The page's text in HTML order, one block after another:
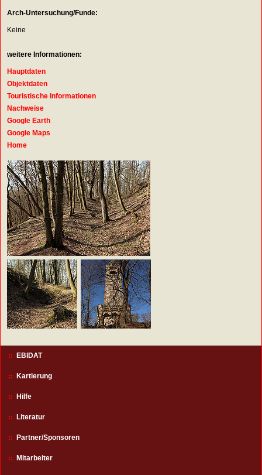
Arch-Untersuchung/Funde:
Keine
weitere Informationen:
Hauptdaten
Objektdaten
Touristische Informationen
Nachweise
Google Earth
Google Maps
Home
EBIDAT
Kartierung
Hilfe
Literatur
Partner/Sponsoren
Mitarbeiter